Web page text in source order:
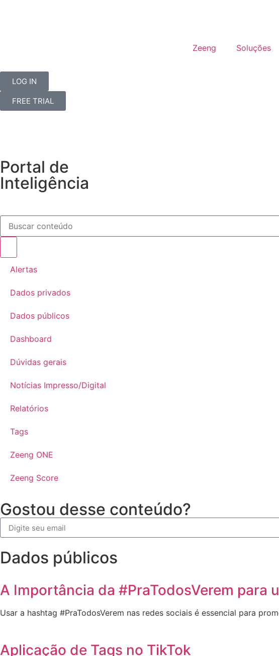
Zeeng Soluções
LOG IN
FREE TRIAL
Portal de
Inteligência
Alertas
Dados privados
Dados públicos
Dashboard
Dúvidas gerais
Notícias Impresso/Digital
Relatórios
Tags
Zeeng ONE
Zeeng Score
Gostou desse conteúdo?
Dados públicos
A Importância da #PraTodosVerem para
Usar a hashtag #PraTodosVerem nas redes sociais é essencial para
Aplicação de Tags no TikTok